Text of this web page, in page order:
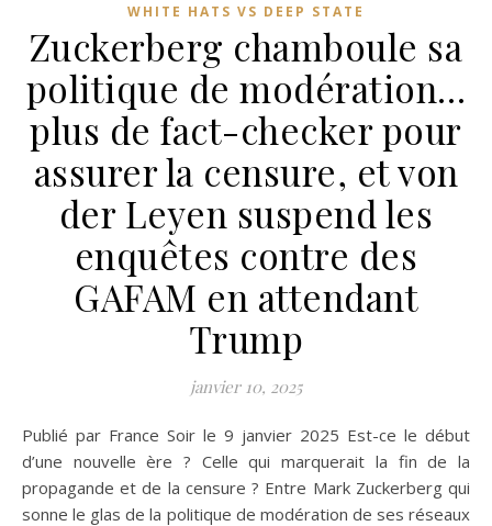
WHITE HATS VS DEEP STATE
Zuckerberg chamboule sa
politique de modération…
plus de fact-checker pour
assurer la censure, et von
der Leyen suspend les
enquêtes contre des
GAFAM en attendant
Trump
janvier 10, 2025
Publié par France Soir le 9 janvier 2025 Est-ce le début
d’une nouvelle ère ? Celle qui marquerait la fin de la
propagande et de la censure ? Entre Mark Zuckerberg qui
sonne le glas de la politique de modération de ses réseaux